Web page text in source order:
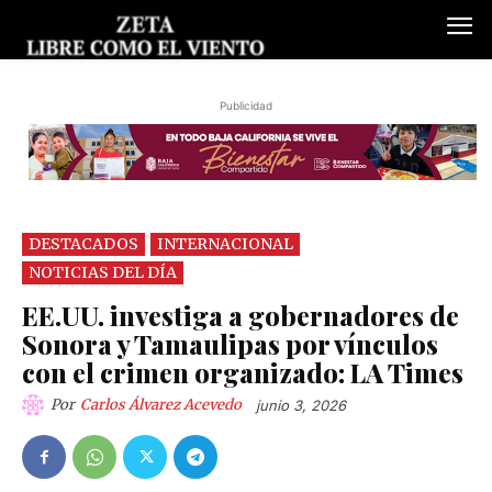
Publicidad
DESTACADOS
INTERNACIONAL
NOTICIAS DEL DÍA
EE.UU. investiga a gobernadores de
Sonora y Tamaulipas por vínculos
con el crimen organizado: LA Times
Por Carlos Álvarez Acevedo junio 3, 2026